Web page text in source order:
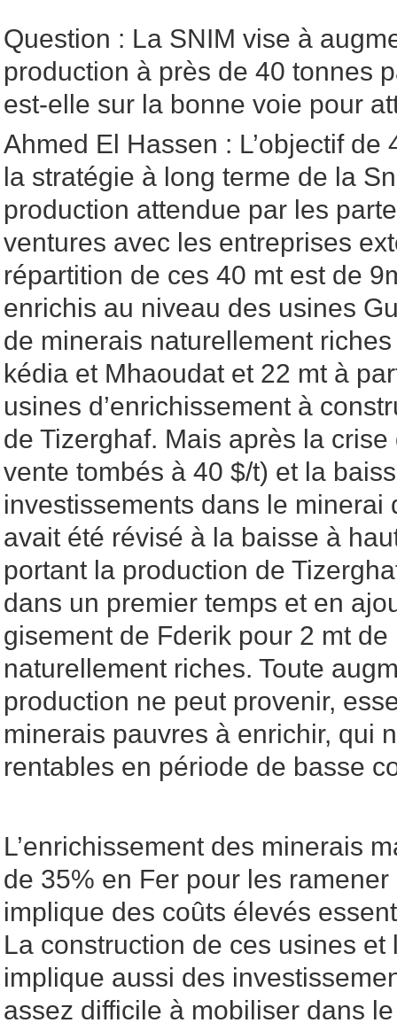
Question : La SNIM vise à
production à près de 40 tonnes
est-elle sur la bonne voie pour
Ahmed El Hassen : L’objectif de
la stratégie à long terme de la
production attendue par les
ventures avec les entreprises
répartition de ces 40 mt est de
enrichis au niveau des usines
de minerais naturellement
kédia et Mhaoudat et 22 mt à
usines d’enrichissement à
de Tizerghaf. Mais après la
vente tombés à 40 $/t) et la
investissements dans le minerai
avait été révisé à la baisse à
portant la production de
dans un premier temps et en
gisement de Fderik pour 2 mt de
naturellement riches. Toute
production ne peut provenir,
minerais pauvres à enrichir, qui
rentables en période de basse
L’enrichissement des minerais
de 35% en Fer pour les
implique des coûts élevés
La construction de ces usines et
implique aussi des
assez difficile à mobiliser dans